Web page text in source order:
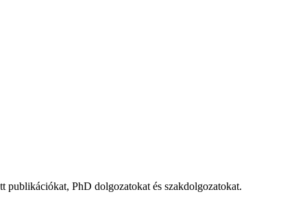
publikációkat, PhD dolgozatokat és szakdolgozatokat.